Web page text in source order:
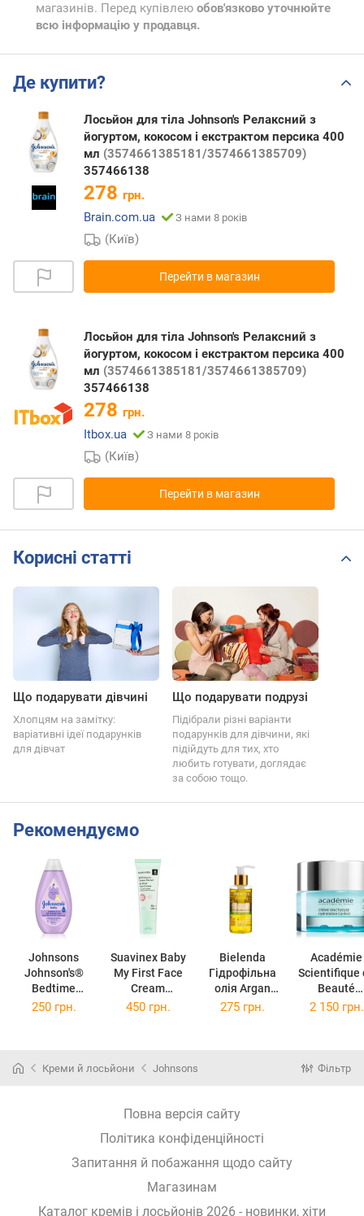
магазинів. Перед купівлею обов'язково уточнюйте
всю інформацію у продавця.
Де купити?
Лосьйон для тіла Johnson's Релаксний з
йогуртом, кокосом і екстрактом персика 400
мл (3574661385181/3574661385709)
357466138
278 грн.
Brain.com.ua
З нами 8 років
(Київ)
Перейти в магазин
Лосьйон для тіла Johnson's Релаксний з
йогуртом, кокосом і екстрактом персика 400
мл (3574661385181/3574661385709)
357466138
278 грн.
Itbox.ua
З нами 8 років
(Київ)
Перейти в магазин
Корисні статті
Що подарувати дівчині
Хлопцям на замітку:
варіативні ідеї подарунків
для дівчат
Що подарувати подрузі
Підібрали різні варіанти
подарунків для дівчини, які
підійдуть для тих, хто
любить готувати, доглядає
за собою тощо.
Рекомендуємо
Johnsons
Johnson's®
Bedtime
мийний гель
500 мл
Suavinex Baby
My First Face
Cream
зволожуючий
до року 50 мл
Bielenda
Гідрофільна
олія Argan
Cleansing Face
Académie
Scientifique
Beauté
шкіри 50
250 грн. 450 грн. 275 грн. 2 150 грн.
Креми й лосьйони Johnsons Фільтр
Повна версія сайту
Політика конфіденційності
Запитання й побажання щодо сайту
Магазинам
Каталог кремів і лосьйонів 2026 - новинки, хіти